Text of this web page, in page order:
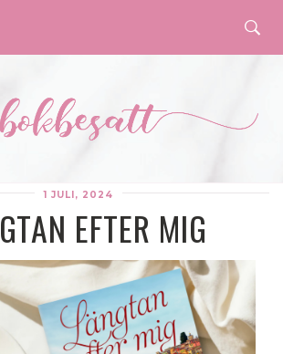
1 JULI, 2024
EFTER MIG